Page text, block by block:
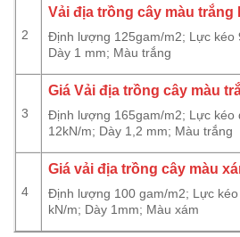
2
Vải địa trồng cây màu trắng
Định lượng 125gam/m2; Lực kéo
Dày 1 mm; Màu trắng
3
Giá Vải địa trồng cây màu
Định lượng 165gam/m2; Lực kéo
12kN/m; Dày 1,2 mm; Màu trắng
4
Giá vải địa trồng cây màu
Định lượng 100 gam/m2; Lực
kN/m; Dày 1mm; Màu xám